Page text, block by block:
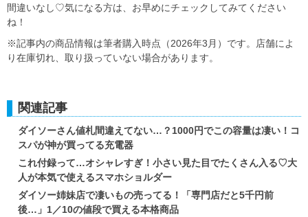
間違いなし♡気になる方は、お早めにチェックしてみてください
ね！
※記事内の商品情報は筆者購入時点（2026年3月）です。店舗によ
り在庫切れ、取り扱っていない場合があります。
関連記事
ダイソーさん値札間違えてない…？1000円でこの容量は凄い！コ
スパが神が買ってる充電器
これ付録って…オシャレすぎ！小さい見た目でたくさん入る♡大
人が本気で使えるスマホショルダー
ダイソー姉妹店で凄いもの売ってる！「専門店だと5千円前
後…」1／10の値段で買える本格商品